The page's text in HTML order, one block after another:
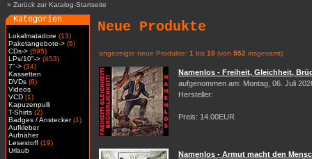
» Zurück zur Katalog-Startseite
Kategorien
Lokalmatadore (13)
Paketangebote-> (6)
CDs-> (595)
LPs/10"-> (453)
7"-> (34)
Kassetten
DVDs (6)
Videos
VCD (1)
Kapuzenpulli
T-Shirts (2)
Badges / Anstecker(1)
Aufkleber
Aufnäher
Lesestoff (19)
Urlaub
Neue Produkte
angezeigte neue Produkte: 1 bis 10 (von 552 insgesamt)
Namenlos - Freiheit, Gleichheit,
aufgenommen am: Montag, 06. Juli
Hersteller:
Preis: 14.00EUR
Namenlos - Armut macht den